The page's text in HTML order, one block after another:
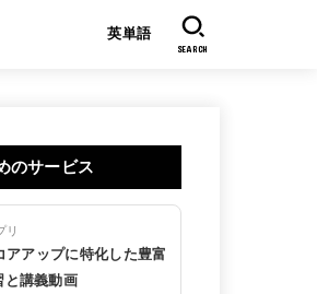
英単語
SEARCH
のサービス
リ
アアップに特化した豊富
と講義動画